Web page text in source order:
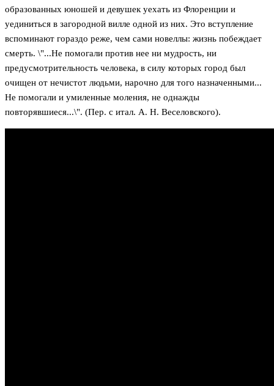
образованных юношей и девушек уехать из Флоренции и
уединиться в загородной вилле одной из них. Это вступление
вспоминают гораздо реже, чем сами новеллы: жизнь побеждает
смерть. \"...Не помогали против нее ни мудрость, ни
предусмотрительность человека, в силу которых город был
очищен от нечистот людьми, нарочно для того назначенными...
Не помогали и умиленные моления, не однажды
повторявшиеся...\". (Пер. с итал. А. Н. Веселовского).